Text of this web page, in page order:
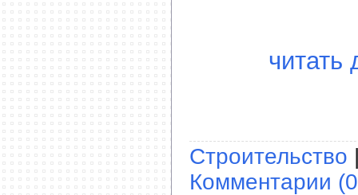
читать
Строительство
Комментарии